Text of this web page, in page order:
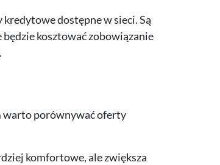
dostępne w sieci. Są
kosztować zobowiązanie
warto porównywać oferty
komfortowe, ale zwiększa